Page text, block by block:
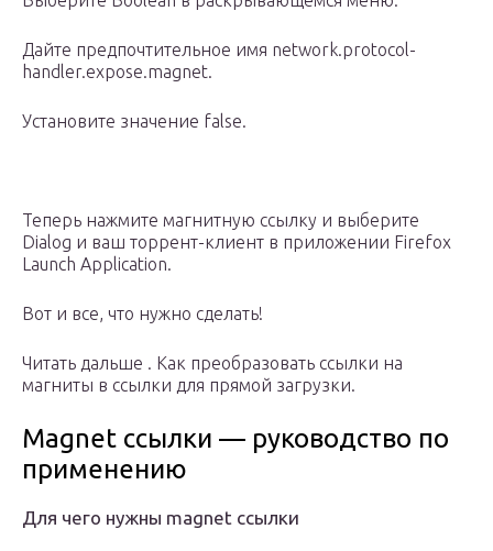
Дайте предпочтительное имя network.protocol-
handler.expose.magnet.
Установите значение false.
Теперь нажмите магнитную ссылку и выберите
Dialog и ваш торрент-клиент в приложении Firefox
Launch Application.
Вот и все, что нужно сделать!
Читать дальше . Как преобразовать ссылки на
магниты в ссылки для прямой загрузки.
Magnet ссылки — руководство по
применению
Для чего нужны magnet ссылки